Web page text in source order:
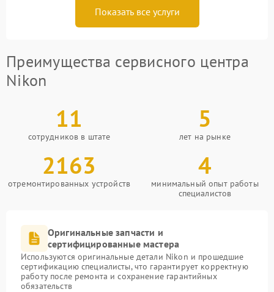
Показать все услуги
Преимущества сервисного центра
Nikon
11
сотрудников в штате
5
лет на рынке
2163
отремонтированных устройств
4
минимальный опыт работы
специалистов
Оригинальные запчасти и
сертифицированные мастера
Используются оригинальные детали Nikon и прошедшие
сертификацию специалисты, что гарантирует корректную
работу после ремонта и сохранение гарантийных
обязательств